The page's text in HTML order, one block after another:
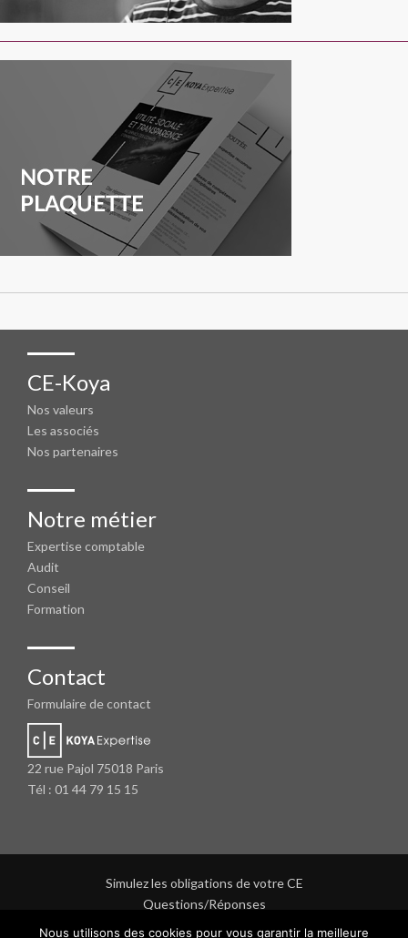
CE-Koya
Nos valeurs
Les associés
Nos partenaires
Notre métier
Expertise comptable
Audit
Conseil
Formation
Contact
Formulaire de contact
22 rue Pajol 75018 Paris
Tél : 01 44 79 15 15
Simulez les obligations de votre CE
Questions/Réponses
Protection des données personnelles
Nous utilisons des cookies pour vous garantir la meilleure